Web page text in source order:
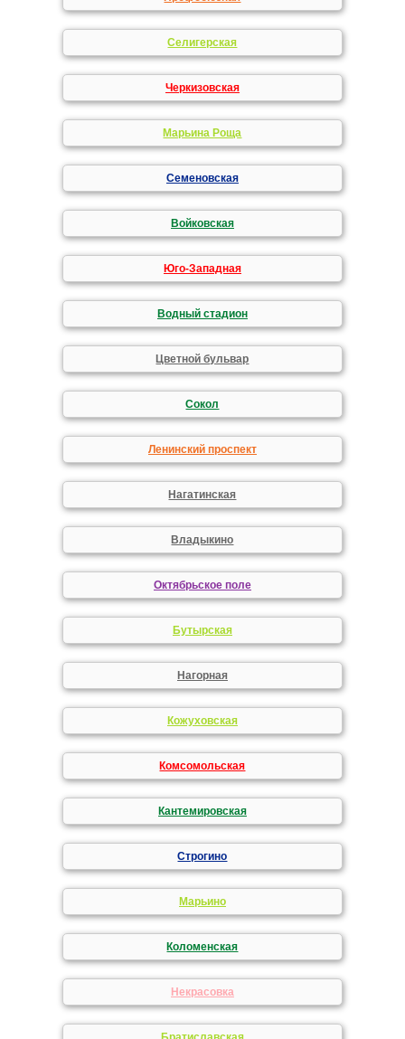
Селигерская
Черкизовская
Марьина Роща
Семеновская
Войковская
Юго-Западная
Водный стадион
Цветной бульвар
Сокол
Ленинский проспект
Нагатинская
Владыкино
Октябрьское поле
Бутырская
Нагорная
Кожуховская
Комсомольская
Кантемировская
Строгино
Марьино
Коломенская
Некрасовка